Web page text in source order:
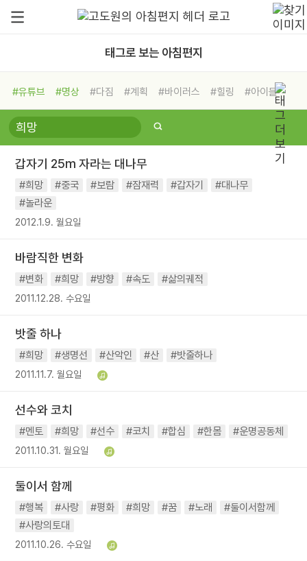
태그로 보는 아침편지
#유튜브 #명상 #다짐 #계획 #바이러스 #힐링
#아이들
#비전캠프
#독서캠프 #삶
#희망
#나눔 #친구 #링컨학교
#독서
#건강 #면역력
갑자기 25m 자라는 대나무
#희망 #중국 #보람 #잠재력 #갑자기
#대나무
#놀라운
2012.1.9. 월요일
바람직한 변화
#변화 #희망 #방향 #속도 #삶의궤적
2011.12.28. 수요일
밧줄 하나
#희망 #생명선 #산악인 #산 #밧줄하나
2011.11.7. 월요일
선수와 코치
#멘토 #희망 #선수 #코치 #합심 #한몸 #운명공동체
2011.10.31. 월요일
둘이서 함께
#행복 #사랑 #평화 #희망 #꿈 #노래
#둘이서함께
#사랑의토대
2011.10.26. 수요일